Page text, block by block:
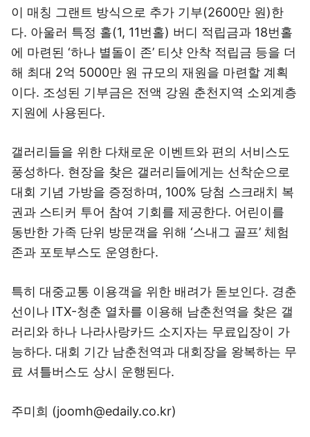
이 매칭 그랜트 방식으로 추가 기부(2600만 원)한
다. 아울러 특정 홀(1, 11번홀) 버디 적립금과 18번홀
에 마련된 ‘하나 별돌이 존’ 티샷 안착 적립금 등을 더
해 최대 2억 5000만 원 규모의 재원을 마련할 계획
이다. 조성된 기부금은 전액 강원 춘천지역 소외계층
지원에 사용된다.
갤러리들을 위한 다채로운 이벤트와 편의 서비스도
풍성하다. 현장을 찾은 갤러리들에게는 선착순으로
대회 기념 가방을 증정하며, 100% 당첨 스크래치 복
권과 스티커 투어 참여 기회를 제공한다. 어린이를
동반한 가족 단위 방문객을 위해 ‘스내그 골프’ 체험
존과 포토부스도 운영한다.
특히 대중교통 이용객을 위한 배려가 돋보인다. 경춘
선이나 ITX-청춘 열차를 이용해 남춘천역을 찾은 갤
러리와 하나 나라사랑카드 소지자는 무료입장이 가
능하다. 대회 기간 남춘천역과 대회장을 왕복하는 무
료 셔틀버스도 상시 운행된다.
주미희 (joomh@edaily.co.kr)